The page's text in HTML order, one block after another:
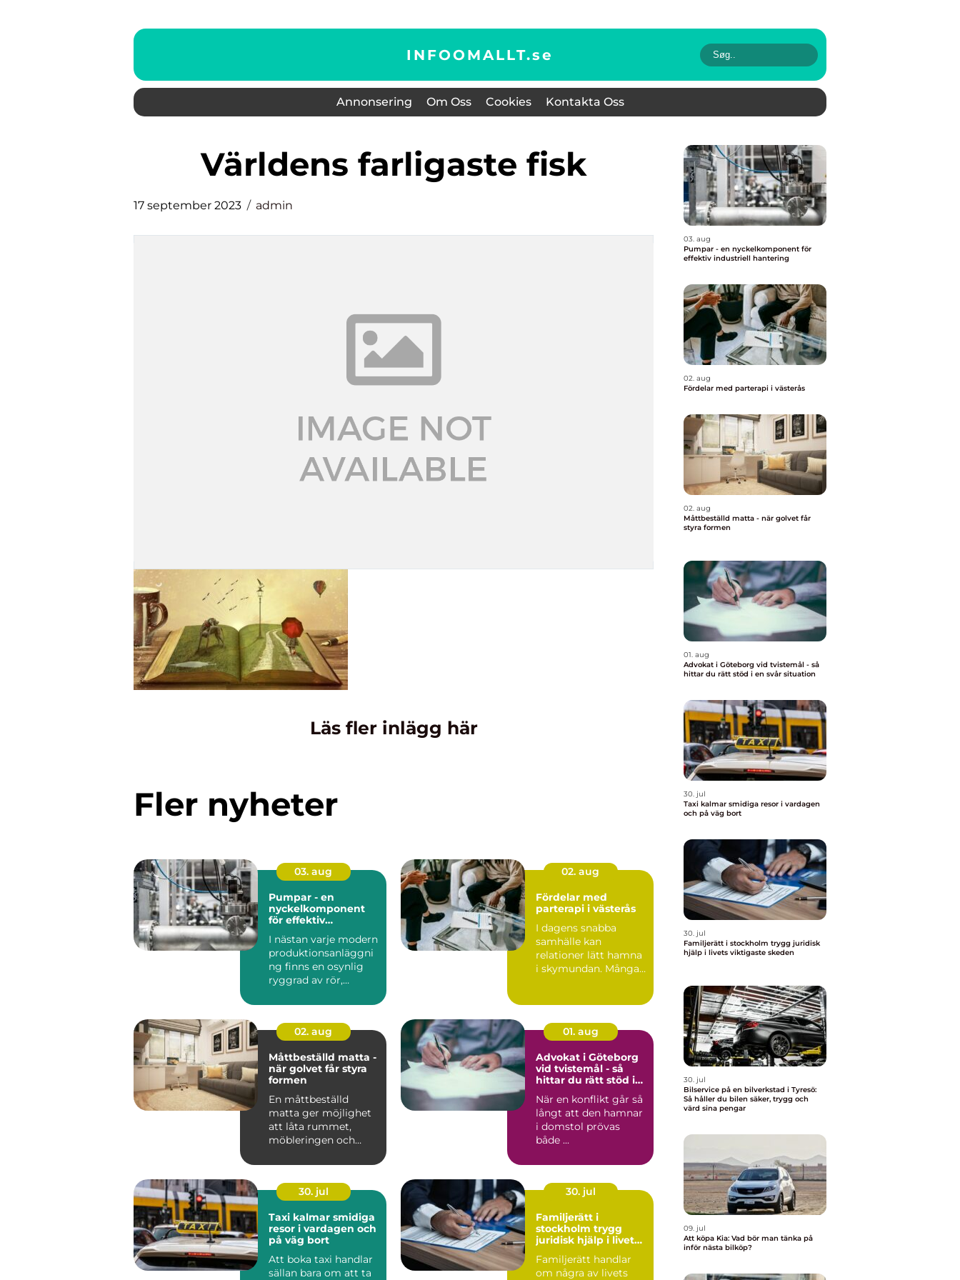
INFOOMALLT.se
Annonsering Om Oss Cookies Kontakta Oss
världens farligaste fisk
17 september 2023 admin
Läs fler inlägg här
Fler nyheter
03. aug
Pumpar - en
nyckelkomponent
för effektiv
I nästan varje modern
produktionsanläggni
ng finns en osynlig
ryggrad av rör,
02. aug
Fördelar med
parterapi i västerås
I dagens snabba
samhälle kan
relationer lätt hamna
i skymundan. Många
02. aug
Måttbeställd matta -
när golvet får styra
formen
En måttbeställd
matta ger möjlighet
att låta rummet,
möbleringen och
01. aug
Advokat i Göteborg
vid tvistemål - så
hittar du rätt stöd i
När en konflikt går så
långt att den hamnar
i domstol prövas
både ...
30. jul
Taxi kalmar smidiga
resor i vardagen och
på väg bort
Att boka taxi handlar
sällan bara om att ta
30. jul
Familjerätt i
stockholm trygg
juridisk hjälp i livets
Familjerätt handlar
om några av livets
03. aug
Pumpar - en nyckelkomponent för
effektiv industriell hantering
02. aug
Fördelar med parterapi i västerås
02. aug
Måttbeställd matta - när golvet får
styra formen
01. aug
Advokat i Göteborg vid tvistemål - så
hittar du rätt stöd i en svår situation
30. jul
Taxi kalmar smidiga resor i vardagen
och på väg bort
30. jul
Familjerätt i stockholm trygg juridisk
hjälp i livets viktigaste skeden
30. jul
Bilservice på en bilverkstad i Tyresö:
Så håller du bilen säker, trygg och
värd sina pengar
09. jul
Att köpa Kia: Vad bör man tänka på
inför nästa bilköp?